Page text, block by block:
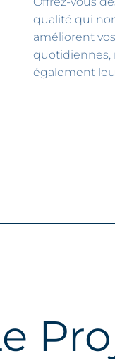
qualité qui
améliorent
quotidiennes,
également